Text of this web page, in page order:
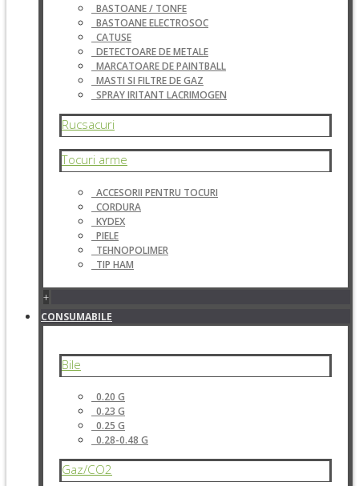
BASTOANE / TONFE
BASTOANE ELECTROSOC
CATUSE
DETECTOARE DE METALE
MARCATOARE DE PAINTBALL
MASTI SI FILTRE DE GAZ
SPRAY IRITANT LACRIMOGEN
Rucsacuri
Tocuri arme
ACCESORII PENTRU TOCURI
CORDURA
KYDEX
PIELE
TEHNOPOLIMER
TIP HAM
+
CONSUMABILE
Bile
0.20 G
0.23 G
0.25 G
0.28-0.48 G
Gaz/CO2